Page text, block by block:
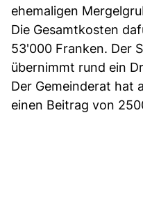
ehemaligen
Die Gesamtkosten
53'000 Franken. Der
übernimmt rund ein
Der Gemeinderat hat
einen Beitrag von